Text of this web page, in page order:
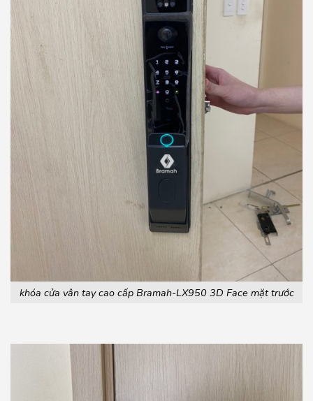
khóa cửa vân tay cao cấp Bramah-LX950 3D Face mặt trước